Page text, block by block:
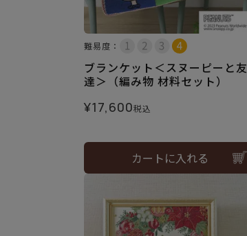
難易度：
ブランケット＜スヌーピーと友
達＞（編み物 材料セット）
¥17,600税込
カートに入れる